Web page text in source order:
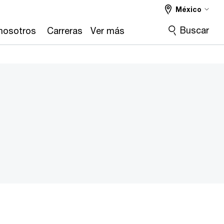
Carreras Ver más
México
Buscar